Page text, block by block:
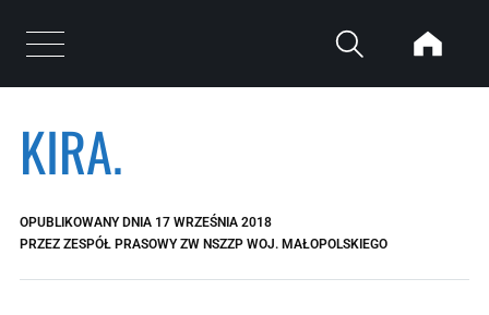
Otwórz menu
KIRA.
OPUBLIKOWANY DNIA 17 WRZEŚNIA 2018
PRZEZ ZESPÓŁ PRASOWY ZW NSZZP WOJ. MAŁOPOLSKIEGO